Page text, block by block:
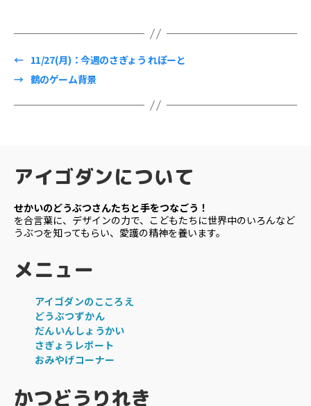
← 11/27(月)：今週のさぎょう れぽーと
→ 鶴のゲーム背景
アイゴダンについて
せかいのどうぶつさんたちと手をつなごう！
を合言葉に、デザインの力で、こどもたちに世界中のいろんなど
うぶつを知ってもらい、愛護の精神を養います。
メニュー
アイゴダンのこころえ
どうぶつずかん
だんいんしょうかい
さぎょうレポート
おみやげコーナー
かつどうりれき